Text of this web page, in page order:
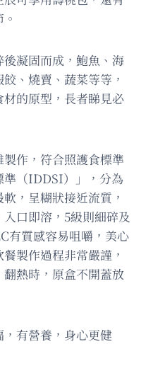
凝固而成，鮑魚、海
、燒賣、蔬菜等等，
的原型，長者睇見必
作，符合照護食標準
準（IDDSI）」，分為
，呈糊狀接近流質，
口即溶，5級則細碎及
有質感容易咀嚼，美心
製作過程非常嚴𧫴，
熱時，原盒不開蓋放
有營養，身心更健